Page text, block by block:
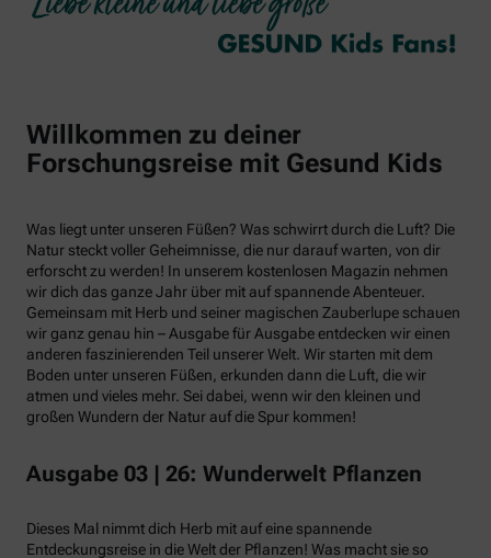
Willkommen zu deiner
Forschungsreise mit Gesund Kids
Was liegt unter unseren Füßen? Was schwirrt durch die Luft? Die
Natur steckt voller Geheimnisse, die nur darauf warten, von dir
erforscht zu werden! In unserem kostenlosen Magazin nehmen
wir dich das ganze Jahr über mit auf spannende Abenteuer.
Gemeinsam mit Herb und seiner magischen Zauberlupe schauen
wir ganz genau hin – Ausgabe für Ausgabe entdecken wir einen
anderen faszinierenden Teil unserer Welt. Wir starten mit dem
Boden unter unseren Füßen, erkunden dann die Luft, die wir
atmen und vieles mehr. Sei dabei, wenn wir den kleinen und
großen Wundern der Natur auf die Spur kommen!
Ausgabe 03 | 26: Wunderwelt Pflanzen
Dieses Mal nimmt dich Herb mit auf eine spannende
Entdeckungsreise in die Welt der Pflanzen! Was macht sie so